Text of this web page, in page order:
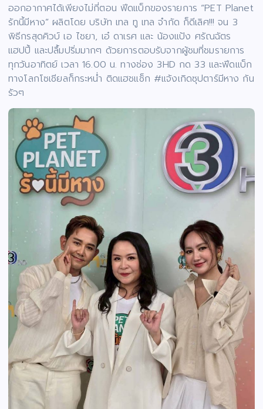
ออกอากาศได้เพียงไม่กี่ตอน ฟีดแบ็กของรายการ “PET Planet
รักนี้มีหาง” ผลิตโดย บริษัท เทล ทู เทล จำกัด ก็ดีเลิศ!!! จน 3
พิธีกรสุดคิวบ์ เอ ไชยา, เอ๋ ดาเรศ และ น้องแป้ง ศรัณฉัตร
แฮปปี้ และปลื้มปริ่มมากๆ ด้วยการตอบรับจากผู้ชมที่ชมรายการ
ทุกวันอาทิตย์ เวลา 16.00 น. ทางช่อง 3HD กด 33 และฟีดแบ็ก
ทางโลกโซเชียลก็กระหน่ำ ติดแฮชแช็ก #แจ้งเกิดซุปตาร์มีหาง กัน
รัวๆ